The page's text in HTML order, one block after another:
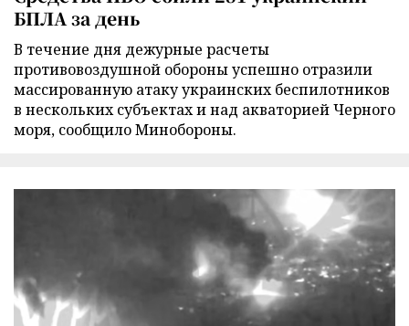
БПЛА за день
В течение дня дежурные расчеты
противовоздушной обороны успешно отразили
массированную атаку украинских беспилотников
в нескольких субъектах и над акваторией Черного
моря, сообщило Минобороны.